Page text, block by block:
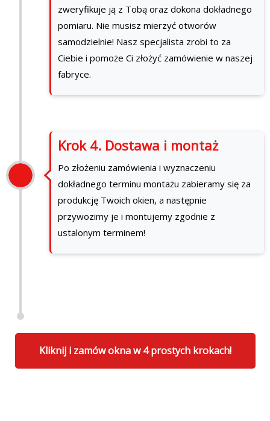
zweryfikuje ją z Tobą oraz dokona dokładnego
pomiaru. Nie musisz mierzyć otworów
samodzielnie! Nasz specjalista zrobi to za
Ciebie i pomoże Ci złożyć zamówienie w naszej
fabryce.
Krok 4. Dostawa i montaż
Po złożeniu zamówienia i wyznaczeniu
dokładnego terminu montażu zabieramy się za
produkcję Twoich okien, a następnie
przywozimy je i montujemy zgodnie z
ustalonym terminem!
Kliknij i zamów okna w 4 prostych krokach!